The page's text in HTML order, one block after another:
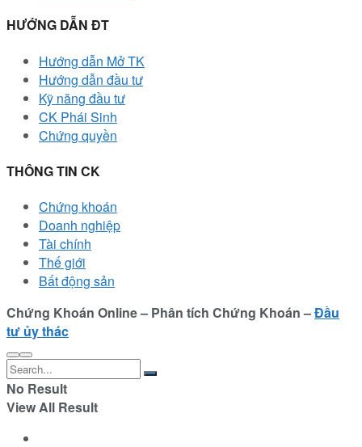
HƯỚNG DẪN ĐT
Hướng dẫn Mở TK
Hướng dẫn đầu tư
Kỹ năng đầu tư
CK Phái Sinh
Chứng quyền
THÔNG TIN CK
Chứng khoán
Doanh nghiệp
Tài chính
Thế giới
Bất động sản
Chứng Khoán Online – Phân tích Chứng Khoán –Đầu
tư ủy thác
No Result
View All Result